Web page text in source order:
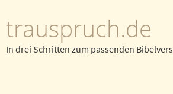
trauspruch.de
In drei Schritten zum passenden Bibelvers